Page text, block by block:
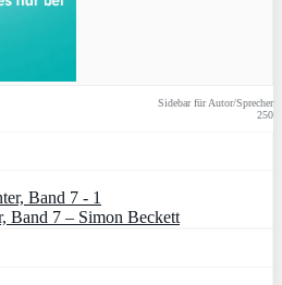
Sidebar für Autor/Sprecher
250
Band 7 – Simon Beckett